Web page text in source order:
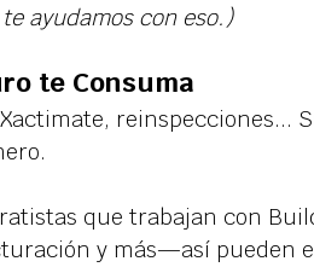
ayudamos con eso.)
te Consuma
reinspecciones...
que trabajan con
y más—así pueden